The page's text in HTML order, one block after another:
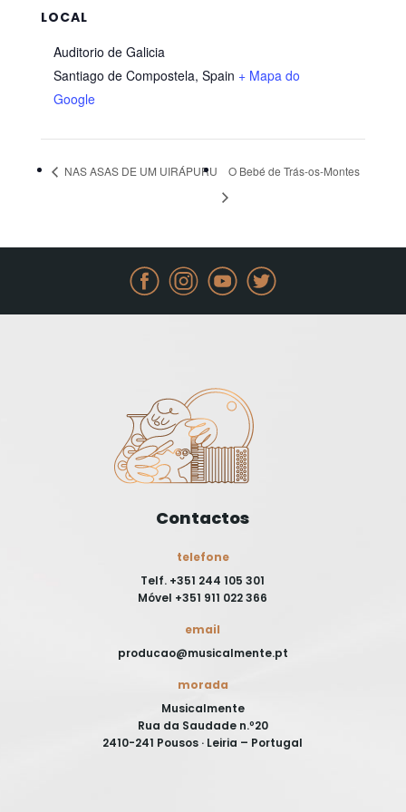
LOCAL
Auditorio de Galicia
Santiago de Compostela, Spain + Mapa do
Google
NAS ASAS DE UM UIRÁPURU O Bebé de Trás-os-Montes
Contactos
telefone
Telf. +351 244 105 301
Móvel +351 911 022 366
email
producao@musicalmente.pt
morada
Musicalmente
Rua da Saudade n.º20
2410-241 Pousos · Leiria – Portugal